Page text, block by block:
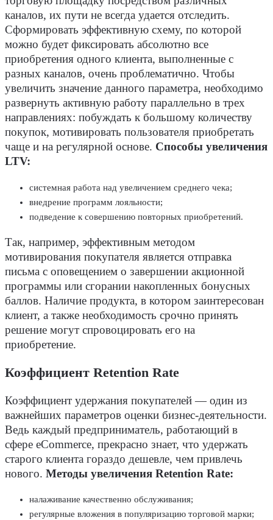
каналов, их пути не всегда удается отследить.
Сформировать эффективную схему, по которой
можно будет фиксировать абсолютно все
приобретения одного клиента, выполненные с
разных каналов, очень проблематично. Чтобы
увеличить значение данного параметра, необходимо
развернуть активную работу параллельно в трех
направлениях: побуждать к большому количеству
покупок, мотивировать пользователя приобретать
чаще и на регулярной основе. Способы увеличения
LTV:
системная работа над увеличением среднего чека;
внедрение программ лояльности;
подведение к совершению повторных приобретений.
Так, например, эффективным методом
мотивирования покупателя является отправка
письма с оповещением о завершении акционной
программы или сгорании накопленных бонусных
баллов. Наличие продукта, в котором заинтересован
клиент, а также необходимость срочно принять
решение могут спровоцировать его на
приобретение.
Коэффициент Retention Rate
Коэффициент удержания покупателей — один из
важнейших параметров оценки бизнес-деятельности.
Ведь каждый предприниматель, работающий в
сфере eCommerce, прекрасно знает, что удержать
старого клиента гораздо дешевле, чем привлечь
нового. Методы увеличения Retention Rate:
налаживание качественно обслуживания;
регулярные вложения в популяризацию торговой марки;